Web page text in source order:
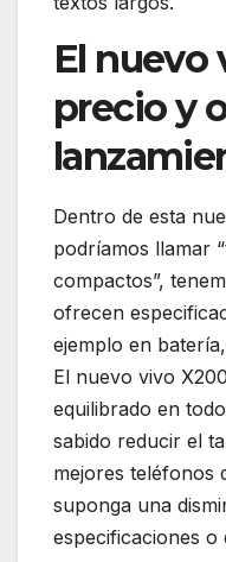
El nuevo
precio y
Dentro de esta
podríamos llamar
compactos”,
ofrecen
ejemplo en
El nuevo vivo
equilibrado en
sabido reducir el
mejores teléfonos
suponga una
especificaciones o